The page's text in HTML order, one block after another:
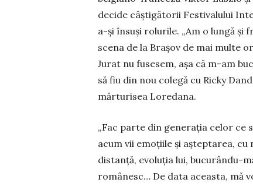
decide câştigătorii Festivalului
a-și însuşi rolurile. „Am o lungă şi
scena de la Braşov de mai multe
Jurat nu fuse­sem, aşa că m-am
să fiu din nou colegă cu Ri­cky
mărturisea Loredana.
„Fac parte din generaţia ce­lor ce
acum vii emoţiile şi aş­tep­tarea,
distanţă, evolu­ţia lui, bu­cu­rân­du-
ro­mâ­nesc… De da­ta aceasta, mă